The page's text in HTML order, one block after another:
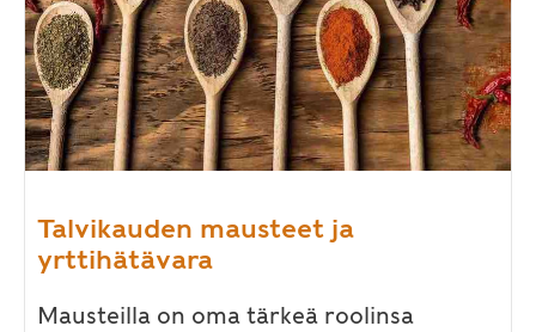
Talvikauden mausteet ja
yrttihätävara
Mausteilla on oma tärkeä roolinsa